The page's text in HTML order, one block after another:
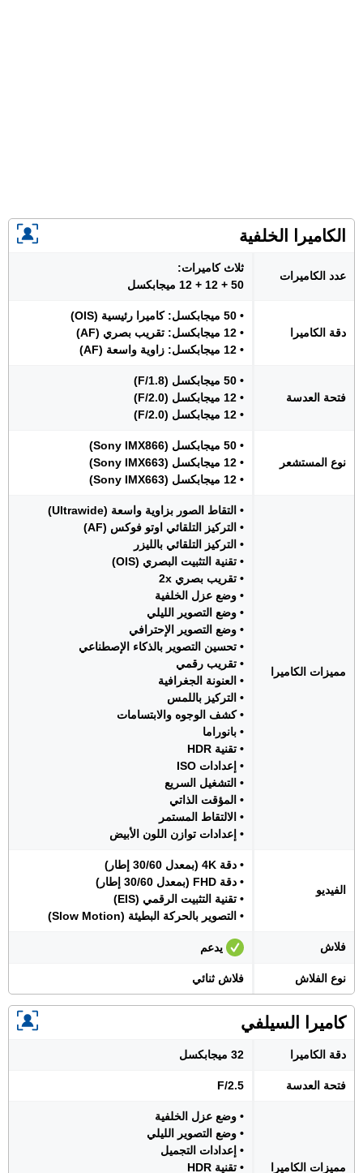
الكاميرا الخلفية
عدد الكاميرات
ثلاث كاميرات:
50 + 12 + 12 ميجابكسل
دقة الكاميرا
• 50 ميجابكسل: كاميرا رئيسية (OIS)
• 12 ميجابكسل: تقريب بصري (AF)
• 12 ميجابكسل: زاوية واسعة (AF)
فتحة العدسة
• 50 ميجابكسل (F/1.8)
• 12 ميجابكسل (F/2.0)
• 12 ميجابكسل (F/2.0)
نوع المستشعر
• 50 ميجابكسل (Sony IMX866)
• 12 ميجابكسل (Sony IMX663)
• 12 ميجابكسل (Sony IMX663)
مميزات الكاميرا
• التقاط الصور بزاوية واسعة (Ultrawide)
• التركيز التلقائي اوتو فوكس (AF)
• التركيز التلقائي بالليزر
• تقنية التثبيت البصري (OIS)
• تقريب بصري 2x
• وضع عزل الخلفية
• وضع التصوير الليلي
• وضع التصوير الإحترافي
• تحسين التصوير بالذكاء الإصطناعي
• تقريب رقمي
• العنونة الجغرافية
• التركيز باللمس
• كشف الوجوه والابتسامات
• بانوراما
• تقنية HDR
• إعدادات ISO
• التشغيل السريع
• المؤقت الذاتي
• الالتقاط المستمر
• إعدادات توازن اللون الأبيض
الفيديو
• دقة 4K (بمعدل 30/60 إطار)
• دقة FHD (بمعدل 30/60 إطار)
• تقنية التثبيت الرقمي (EIS)
• التصوير بالحركة البطيئة (Slow Motion)
فلاش يدعم
نوع الفلاش فلاش ثنائي
كاميرا السيلفي
دقة الكاميرا 32 ميجابكسل
فتحة العدسة F/2.5
مميزات الكاميرا
• وضع عزل الخلفية
• وضع التصوير الليلي
• إعدادات التجميل
• تقنية HDR